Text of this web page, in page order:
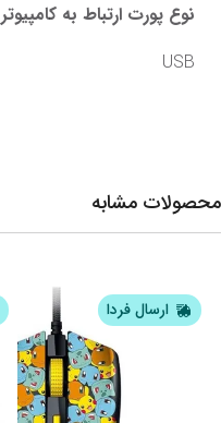
نوع پورت ارتباط به کامپیوتر
USB
محصولات مشابه
ارسال فردا